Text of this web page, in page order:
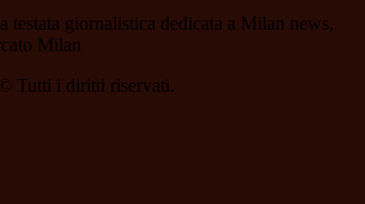
testata giornalistica dedicata a Milan news,
Milan
Tutti i diritti riservati.